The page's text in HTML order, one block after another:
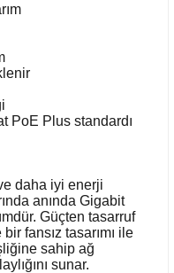
PoE Plus standardı
daha iyi enerji
anında Gigabit
Güçten tasarruf
fansız tasarımı ile
sahip ağ
sunar.